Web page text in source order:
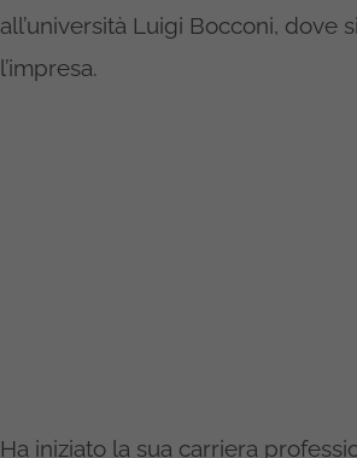
all’università Luigi Bocconi, dove
l’impresa.
Ha iniziato la sua carriera